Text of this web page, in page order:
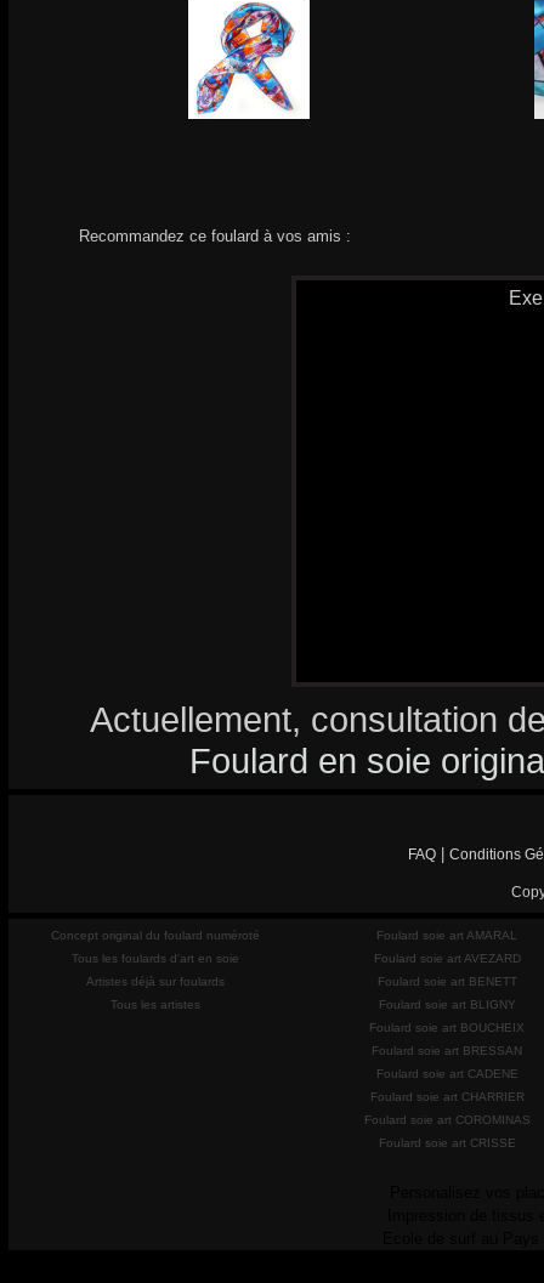
Recommandez ce foulard à vos amis :
Actuellement, consultation
Foulard en soie
FAQ Conditions
Concept original du foulard numéroté
Tous les foulards d'art en soie
Artistes déjà sur foulards
Tous les artistes
Foulard soie art AMARAL
Foulard soie art AVEZARD
Foulard soie art BENETT
Foulard soie art BLIGNY
Foulard soie art BOUCHEIX
Foulard soie art BRESSAN
Foulard soie art CADENE
Foulard soie art CHARRIER
Foulard soie art COROMINAS
Foulard soie art CRISSE